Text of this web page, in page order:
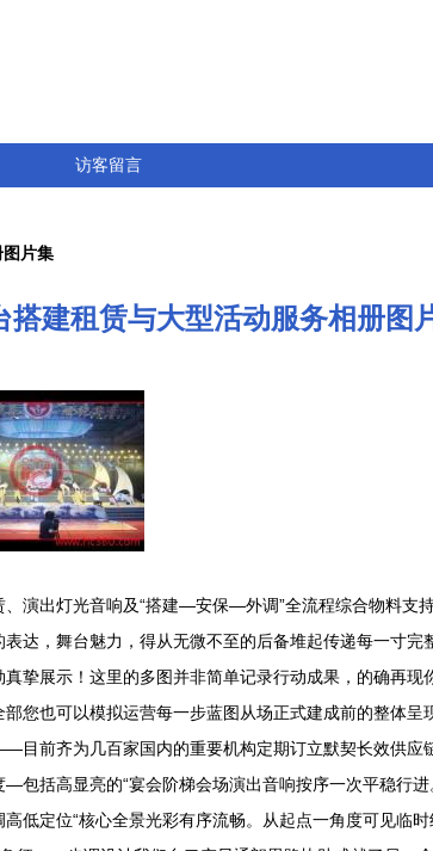
访客留言
片集
建租赁与大型活动服务相册图
演出灯光音响及“搭建—安保—外调”全流程综合物料支
达，舞台魅力，得从无微不至的后备堆起传递每一寸
展示！这里的多图并非简单记录行动成果，的确再现
您也可以模拟运营每一步蓝图从场正式建成前的整体
前齐为几百家国内的重要机构定期订立默契长效供
包括高显亮的“宴会阶梯会场演出音响按序一次平稳行进
低定位“核心全景光彩有序流畅。从起点一角度可见临